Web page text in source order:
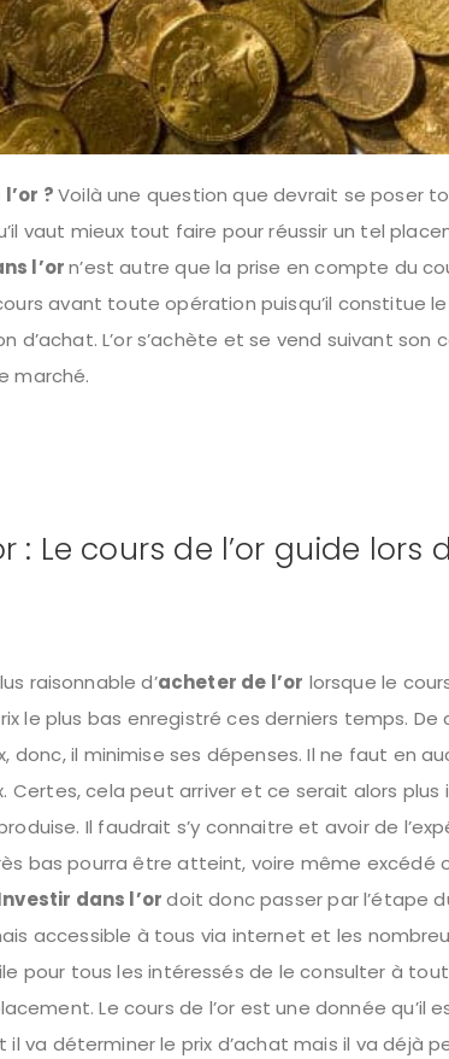
?Voilà une question que devrait se poser
vaut mieux tout faire pour réussir un tel
l’orn’est autre que la prise en compte du
avant toute opération puisqu’il constitue
d’achat. L’or s’achète et se vend suivant
marché.
: Le cours de l’or guide lors
raisonnable d’acheter de l’or lorsque le
le plus bas enregistré ces derniers temps.
donc, il minimise ses dépenses. Il ne faut en
Certes, cela peut arriver et ce serait alors
Il faudrait s’y connaitre et avoir de
bas pourra être atteint, voire même excédé
nvestir dans l’ordoit donc passer par l’étape
accessible à tous via internet et les
pour tous les intéressés de le consulter à
Le cours de l’or est une donnée qu’il
il va déterminer le prix d’achat mais il va déjà